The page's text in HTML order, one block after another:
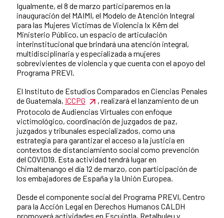
Igualmente, el 8 de marzo participaremos en la
inauguración del MAIMI, el Modelo de Atención Integral
para las Mujeres Victimas de Violencia Ix Këm del
Ministerio Público, un espacio de articulación
interinstitucional que brindará una atención integral,
multidisciplinaria y especializada a mujeres
sobrevivientes de violencia y que cuenta con el apoyo del
Programa PREVI.
El Instituto de Estudios Comparados en Ciencias Penales
de Guatemala, ICCPG
, realizará el lanzamiento de un
Protocolo de Audiencias Virtuales con enfoque
victimológico, coordinación de juzgados de paz,
juzgados y tribunales especializados, como una
estrategia para garantizar el acceso a la justicia en
contextos de distanciamiento social como prevención
del COVID19. Esta actividad tendrá lugar en
Chimaltenango el día 12 de marzo, con participación de
los embajadores de España y la Unión Europea.
Desde el componente social del Programa PREVI, Centro
para la Acción Legal en Derechos Humanos CALDH
promoverá actividades en Escuintla, Retalhuleu y